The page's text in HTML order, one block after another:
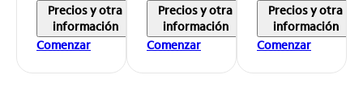
Precios y otra
información
Comenzar
Precios y otra
información
Comenzar
Precios y otra
información
Comenzar